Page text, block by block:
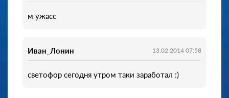
м ужасс
Иван_Лонин 13.02.2014 07:58
светофор сегодня утром таки заработал :)